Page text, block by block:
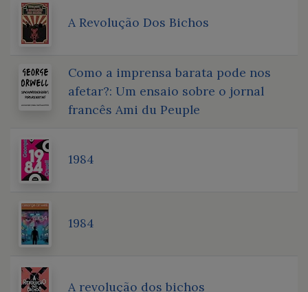
A Revolução Dos Bichos
Como a imprensa barata pode nos
afetar?: Um ensaio sobre o jornal
francês Ami du Peuple
1984
1984
A revolução dos bichos